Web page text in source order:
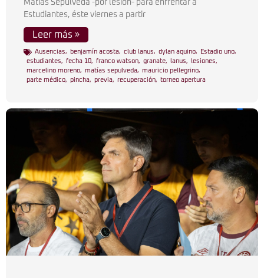
Matías Sepúlveda -por lesión- para enfrentar a
Estudiantes, éste viernes a partir
Leer más »
Ausencias, benjamín acosta, club lanus, dylan aquino, Estadio uno,
estudiantes, fecha 10, franco watson, granate, lanus, lesiones,
marcelino moreno, matías sepulveda, mauricio pellegrino,
parte médico, pincha, previa, recuperación, torneo apertura